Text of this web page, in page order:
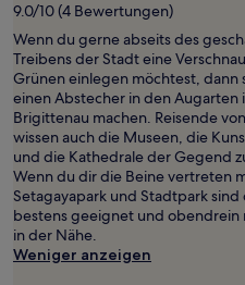
9.0/10 (4 Bewertungen)
Wenn du gerne abseits des
Treibens der Stadt eine
Grünen einlegen möchtest, dann
einen Abstecher in den Augarten
Brigittenau machen. Reisende
wissen auch die Museen, die
und die Kathedrale der Gegend
Wenn du dir die Beine vertreten
Setagayapark und Stadtpark sind
bestens geeignet und obendrein
in der Nähe.
Weniger anzeigen